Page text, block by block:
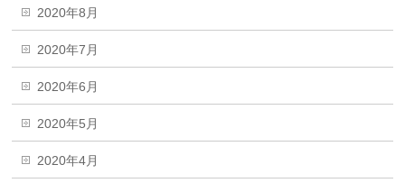
2020年8月
2020年7月
2020年6月
2020年5月
2020年4月